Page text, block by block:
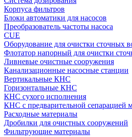
Корпуса фильтров
Блоки автоматики для насосов
Преобразователь частоты насоса
CUE
Оборудование для очистки сточных
Флотатор напорный для очистки
Ливневые очистные сооружения
Канализационные насосные станции
Вертикальные КНС
Горизонтальные КНС
КНС сухого исполнения
КНС с предварительной сепарацией
Расходные материалы
Дробилки для очистных сооружений
Фильтрующие материалы